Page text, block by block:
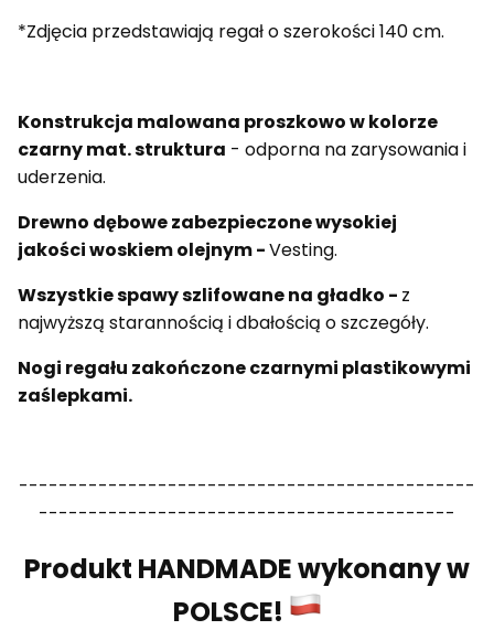
*Zdjęcia przedstawiają regał o szerokości 140 cm.
Konstrukcja malowana proszkowo w kolorze
czarny mat. struktura - odporna na zarysowania i
uderzenia.
Drewno dębowe zabezpieczone wysokiej
jakości woskiem olejnym -Vesting.
Wszystkie spawy szlifowane na gładko - z
najwyższą starannością i dbałością o szczegóły.
Nogi regału zakończone czarnymi plastikowymi
zaślepkami.
----------------------------------------------
------------------------------------------
Produkt HANDMADE wykonany w
POLSCE!